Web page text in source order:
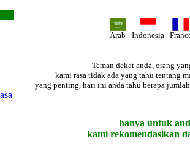
Arab Indonesia
Teman dekat anda, orang
kami rasa tidak ada yang tahu tentang
yang penting, hari ini anda tahu berapa
hanya untuk
kami rekomendasikan